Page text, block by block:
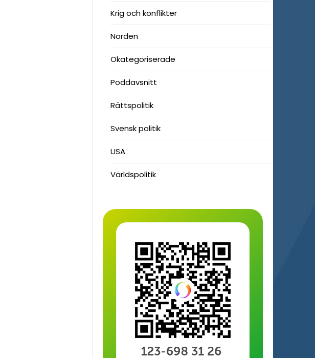
Krig och konflikter
Norden
Okategoriserade
Poddavsnitt
Rättspolitik
Svensk politik
USA
Världspolitik